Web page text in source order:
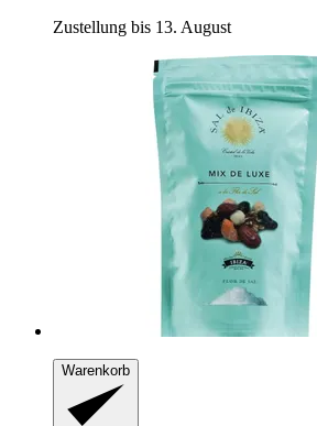
Zustellung bis 13. August
Warenkorb